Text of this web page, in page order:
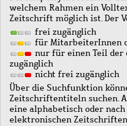
welchem Rahmen ein
Zeitschrift möglich ist. Der
frei zugänglich
für MitarbeiterInnen
nur für einen Teil der
zugänglich
nicht frei zugänglich
Über die Suchfunktion
Zeitschriftentiteln suchen.
eine alphabetisch oder
elektronischen